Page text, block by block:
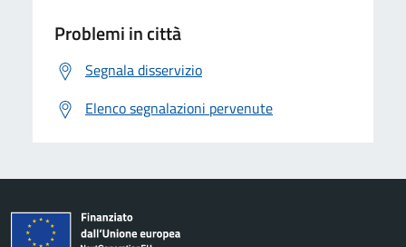
Problemi in città
Segnala disservizio
Elenco segnalazioni pervenute